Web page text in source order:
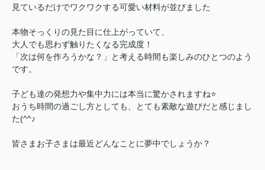
見ているだけでワクワクする可愛い材料が並びました
本物そっくりの見た目に仕上がっていて、
大人でも思わず触りたくなる完成度！
「次は何を作ろうかな？」と考える時間も楽しみのひとつのよう
です。
子ども達の発想力や集中力には本当に驚かされますね⭐
おうち時間の過ごし方としても、とても素敵な遊びだと感じまし
た(^^♪
皆さまお子さまは最近どんなことに夢中でしょうか？